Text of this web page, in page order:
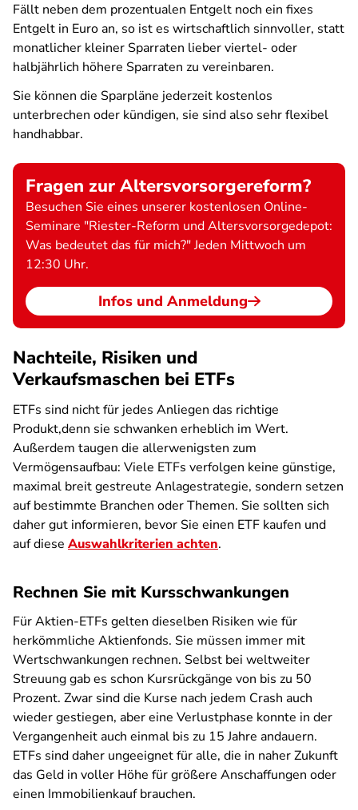
Fällt neben dem prozentualen Entgelt noch ein fixes
Entgelt in Euro an, so ist es wirtschaftlich sinnvoller, statt
monatlicher kleiner Sparraten lieber viertel- oder
halbjährlich höhere Sparraten zu vereinbaren.
Sie können die Sparpläne jederzeit kostenlos
unterbrechen oder kündigen, sie sind also sehr flexibel
handhabbar.
Fragen zur Altersvorsorgereform?
Besuchen Sie eines unserer kostenlosen Online-
Seminare "Riester-Reform und Altersvorsorgedepot:
Was bedeutet das für mich?" Jeden Mittwoch um
12:30 Uhr.
Infos und Anmeldung
Nachteile, Risiken und
Verkaufsmaschen bei ETFs
ETFs sind nicht für jedes Anliegen das richtige
Produkt,denn sie schwanken erheblich im Wert.
Außerdem taugen die allerwenigsten zum
Vermögensaufbau: Viele ETFs verfolgen keine günstige,
maximal breit gestreute Anlagestrategie, sondern setzen
auf bestimmte Branchen oder Themen. Sie sollten sich
daher gut informieren, bevor Sie einen ETF kaufen und
auf diese Auswahlkriterien achten.
Rechnen Sie mit Kursschwankungen
Für Aktien-ETFs gelten dieselben Risiken wie für
herkömmliche Aktienfonds. Sie müssen immer mit
Wertschwankungen rechnen. Selbst bei weltweiter
Streuung gab es schon Kursrückgänge von bis zu 50
Prozent. Zwar sind die Kurse nach jedem Crash auch
wieder gestiegen, aber eine Verlustphase konnte in der
Vergangenheit auch einmal bis zu 15 Jahre andauern.
ETFs sind daher ungeeignet für alle, die in naher Zukunft
das Geld in voller Höhe für größere Anschaffungen oder
einen Immobilienkauf brauchen.